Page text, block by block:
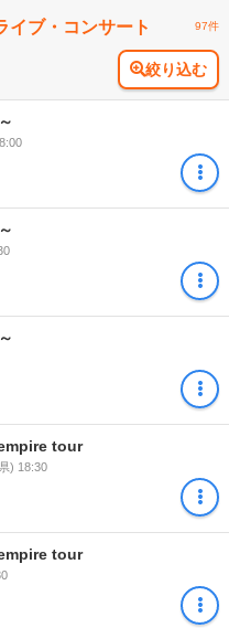
イブ・コンサート 97件
絞り込む
tour
) 18:30
tour